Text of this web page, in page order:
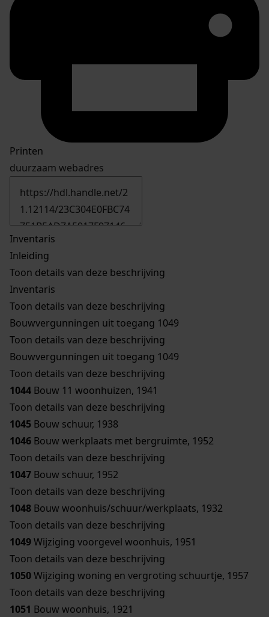
Printen
duurzaam webadres
Inventaris
Inleiding
Toon details van deze beschrijving
Inventaris
Toon details van deze beschrijving
Bouwvergunningen uit toegang 1049
Toon details van deze beschrijving
Bouwvergunningen uit toegang 1049
Toon details van deze beschrijving
1044 Bouw 11 woonhuizen, 1941
Toon details van deze beschrijving
1045 Bouw schuur, 1938
1046 Bouw werkplaats met bergruimte, 1952
Toon details van deze beschrijving
1047 Bouw schuur, 1952
Toon details van deze beschrijving
1048 Bouw woonhuis/schuur/werkplaats, 1932
Toon details van deze beschrijving
1049Wijziging voorgevel woonhuis, 1951
Toon details van deze beschrijving
1050Wijziging woning en vergroting schuurtje, 1957
Toon details van deze beschrijving
1051 Bouw woonhuis, 1921